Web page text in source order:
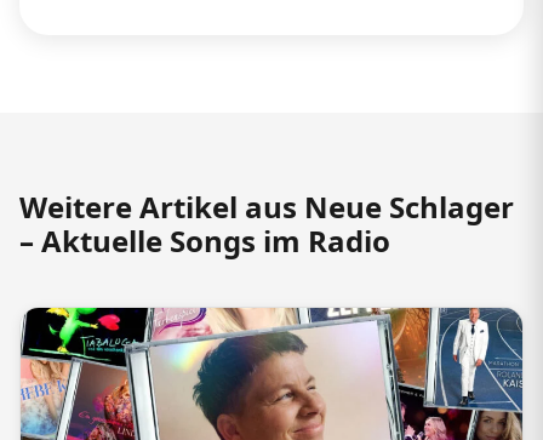
Weitere Artikel aus Neue Schlager
– Aktuelle Songs im Radio